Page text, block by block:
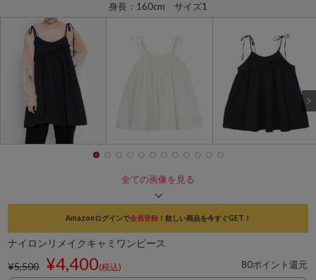
身長：160cm サイズ1
全ての画像を見る
Amazonログインで会員登録！欲しい商品を今すぐGET！
ナイロンリメイクキャミワンピース
¥5,500
¥4,400(税込) 80ポイント還元